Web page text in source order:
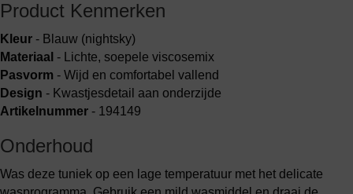
Product Kenmerken
Kleur - Blauw (nightsky)
Materiaal - Lichte, soepele viscosemix
Pasvorm - Wijd en comfortabel vallend
Design - Kwastjesdetail aan onderzijde
Artikelnummer - 194149
Onderhoud
Was deze tuniek op een lage temperatuur met het delicate